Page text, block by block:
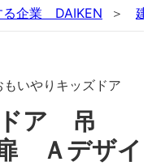
る企業 DAIKEN 建
いやりキッズドア
ドア 吊
Ａデザイ